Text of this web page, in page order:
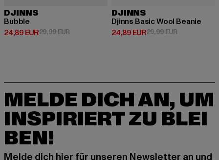
DJINNS
Bubble
24,89 EUR
Derzeitiger Preis: 24,89 EUR
29,99 EURAktionspreis: 29,99 EUR
DJINNS
Djinns Basic Wool Beanie
24,89 EUR
Derzeitiger Preis: 24,89 EUR
29,99 EURAktionspreis:
MELDE DICH AN, UM
INSPIRIERT ZU BLEI
BEN!
Melde dich hier für unseren Newsletter an und